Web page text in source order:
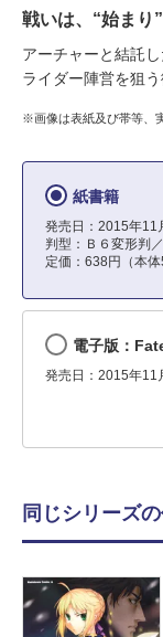
戦いは、“始ま
アーチャーと結託
ライダー陣営を狙
※画像は表紙及び帯等、
紙書籍
発売日：2015年11
判型：Ｂ６変形判
定価：638円（本体
電子版：
発売日：2015年11
同じシリーズ